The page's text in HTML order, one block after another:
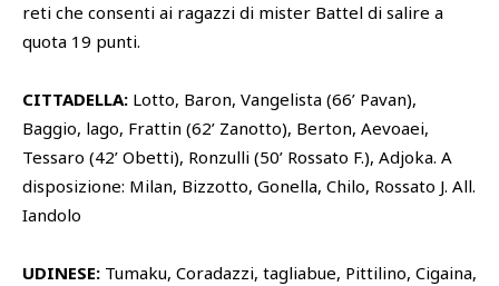
reti che consenti ai ragazzi di mister Battel di salire a
quota 19 punti.
CITTADELLA: Lotto, Baron, Vangelista (66’ Pavan),
Baggio, lago, Frattin (62’ Zanotto), Berton, Aevoaei,
Tessaro (42’ Obetti), Ronzulli (50’ Rossato F.), Adjoka. A
disposizione: Milan, Bizzotto, Gonella, Chilo, Rossato J. All.
Iandolo
UDINESE: Tumaku, Coradazzi, tagliabue, Pittilino, Cigaina,